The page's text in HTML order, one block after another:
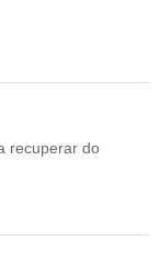
recuperar do